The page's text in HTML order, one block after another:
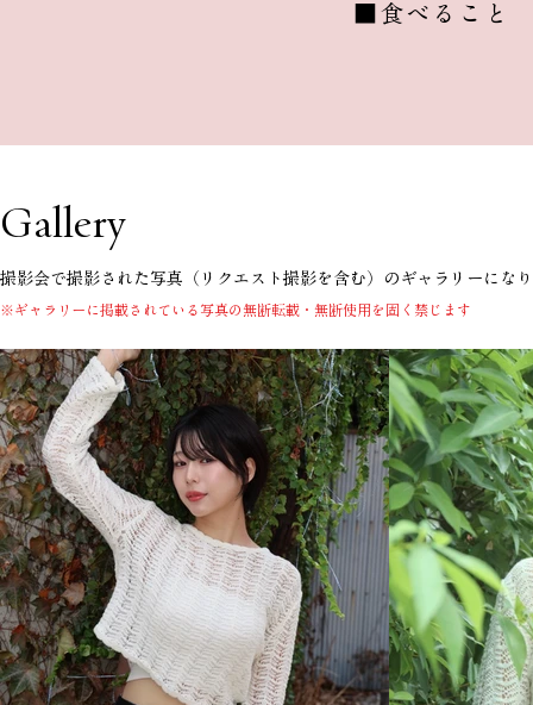
■食べること​
Gallery
撮影会で撮影された写真（リクエスト撮影を含む）のギャラリーにな
※ギャラリーに掲載されている写真の無断転載・無断使用を固く禁じます